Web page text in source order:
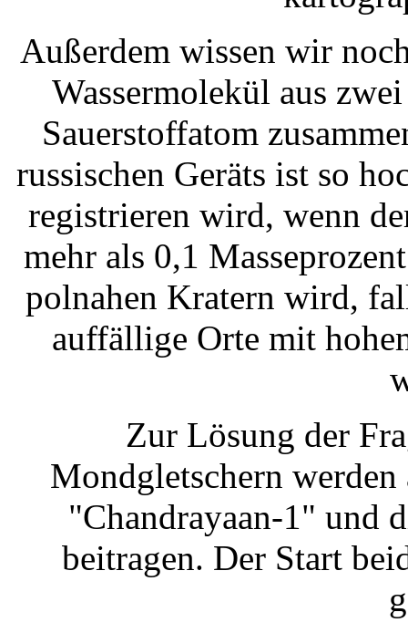
Außerdem wissen wir
Wassermolekül aus
Sauerstoffatom
russischen Geräts ist so
registrieren wird, wenn
mehr als 0,1
polnahen Kratern wird,
auffällige Orte mit
Zur Lösung der
Mondgletschern
"Chandrayaan-1" und
beitragen. Der Start